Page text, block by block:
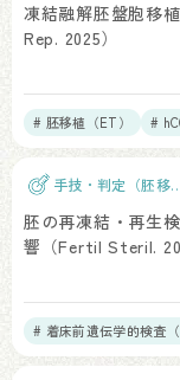
凍結融解胚盤胞移
Rep. 2025）
# 胚移植（ET） #
手技・判定（胚移
胚の再凍結・再生
響（Fertil Steril.
# 着床前遺伝学的検査（